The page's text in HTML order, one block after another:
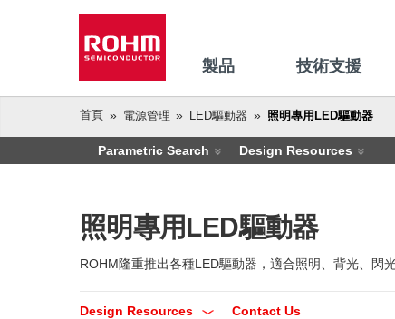
製品 技術支援
首頁 電源管理 LED驅動器 照明專用LED驅動器
Parametric Search Design Resources
照明專用LED驅動器
ROHM隆重推出各種LED驅動器，適合照明、背光、閃
Design Resources Contact Us